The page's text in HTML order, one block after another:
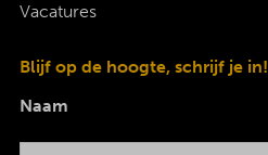
Vacatures
Blijf op de hoogte, schrijf je in!
Naam